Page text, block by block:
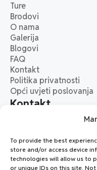
To provide the best
store and/or access device
technologies will allow us to
or unique IDs on this site.
Ture
Brodovi
O nama
Galerija
Blogovi
FAQ
Kontakt
Politika privatnosti
Opći uvjeti poslovanja
Kontakt
+385 99 209 3064